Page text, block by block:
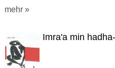
mehr »
Imra'a min